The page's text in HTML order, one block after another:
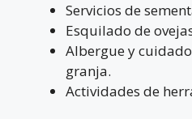
Servicios de
Esquilado de
Albergue y
granja.
Actividades de